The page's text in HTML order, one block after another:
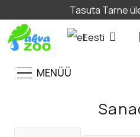
Tasuta Tarne
Eesti
MENÜÜ